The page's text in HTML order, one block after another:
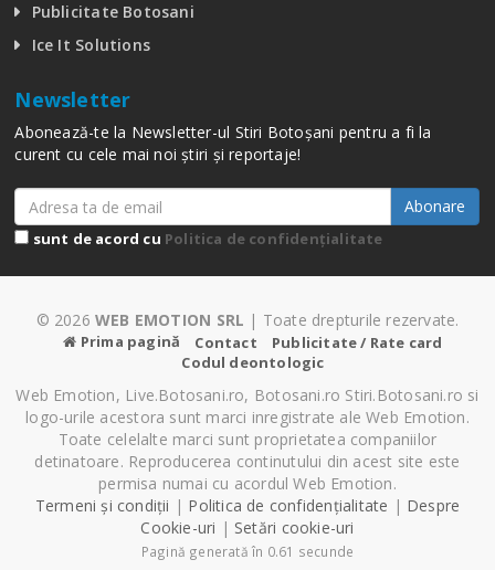
Publicitate Botosani
Ice It Solutions
Newsletter
Abonează-te la Newsletter-ul Stiri Botoșani pentru a fi la
curent cu cele mai noi știri și reportaje!
Abonare
sunt de acord cu Politica de confidențialitate
© 2026 WEB EMOTION SRL | Toate drepturile rezervate.
Prima pagină Contact
Publicitate / Rate card
Codul deontologic
Web Emotion, Live.Botosani.ro, Botosani.ro Stiri.Botosani.ro si
logo-urile acestora sunt marci inregistrate ale Web Emotion.
Toate celelalte marci sunt proprietatea companiilor
detinatoare. Reproducerea continutului din acest site este
permisa numai cu acordul Web Emotion.
Termeni și condiții | Politica de confidențialitate | Despre
Cookie-uri | Setări cookie-uri
Pagină generată în 0.61 secunde